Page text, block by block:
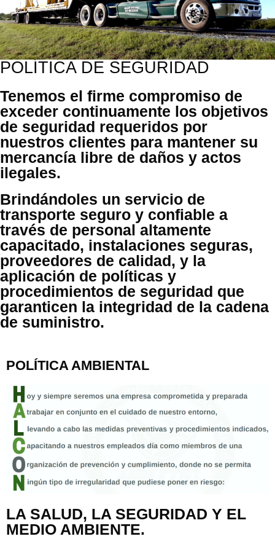
POLÍTICA DE SEGURIDAD
Tenemos el firme compromiso de
exceder continuamente los objetivos
de seguridad requeridos por
nuestros clientes para mantener su
mercancía libre de daños y actos
ilegales.
Brindándoles un servicio de
transporte seguro y confiable a
través de personal altamente
capacitado, instalaciones seguras,
proveedores de calidad, y la
aplicación de políticas y
procedimientos de seguridad que
garanticen la integridad de la cadena
de suministro.
POLÍTICA AMBIENTAL
LA SALUD, LA SEGURIDAD Y EL
MEDIO AMBIENTE.